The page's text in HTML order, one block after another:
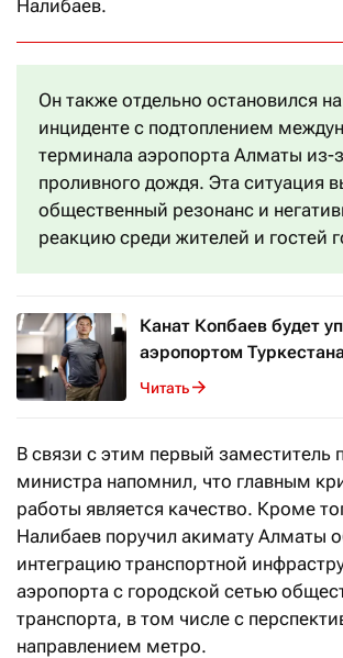
Налибаев.
Он также отдельно остановился
инциденте с подтоплением
терминала аэропорта Алматы из-
проливного дождя. Эта ситуация
общественный резонанс и
реакцию среди жителей и гостей
Канат Копбаев будет
аэропортом
Читать
В связи с этим первый заместитель
министра напомнил, что главным
работы является качество. Кроме
Налибаев поручил акимату Алматы
интеграцию транспортной
аэропорта с городской сетью
транспорта, в том числе с
направлением метро.